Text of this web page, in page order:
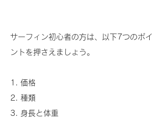
サーフィン初心者の方は、以下7つのポイ
ントを押さえましょう。
1. 価格
2. 種類
3. 身長と体重